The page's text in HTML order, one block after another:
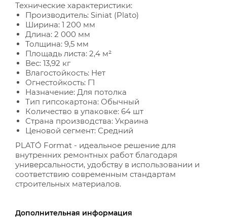
Технические характеристики:
Производитель: Siniat (Plato)
Ширина: 1 200 мм
Длина: 2 000 мм
Толщина: 9,5 мм
Площадь листа: 2,4 м²
Вес: 13,92 кг
Влагостойкость: Нет
Огнестойкость: Г1
Назначение: Для потолка
Тип гипсокартона: Обычный
Количество в упаковке: 64 шт
Страна производства: Украина
Ценовой сегмент: Средний
PLATÓ Format - идеальное решение для
внутренних ремонтных работ благодаря
универсальности, удобству в использовании и
соответствию современным стандартам
строительных материалов.
Дополнительная информация